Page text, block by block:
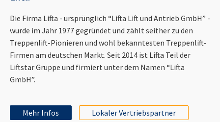
Die Firma Lifta - ursprünglich “Lifta Lift und Antrieb GmbH” -
wurde im Jahr 1977 gegründet und zählt seither zu den
Treppenlift-Pionieren und wohl bekanntesten Treppenlift-
Firmen am deutschen Markt. Seit 2014 ist Lifta Teil der
Liftstar Gruppe und firmiert unter dem Namen “Lifta
GmbH”.
Mehr Infos Lokaler Vertriebspartner